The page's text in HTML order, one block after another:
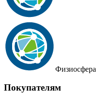
Физиосфера
Покупателям